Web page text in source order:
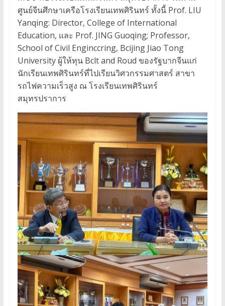
ศูนย์จีนศึกษาเครือโรงเรียนเทพศิรินทร์ ทั้งนี้ Prof. LIU
Yanqing: Director, College of International
Education, และ Prof. JING Guoqing; Professor,
School of Civil Enginccring, Bcijing Jiao Tong
University ผู้ให้ทุน Bclt and Roud ของรัฐบากจีนแก่
นักเรียนเทพศิรินทร์ที่ไปเรียนวิศวกรรมศาสตร์ สาขา
รถไฟความเร็วสูง ณ โรงเรียนเทพศิรินทร์
สมุทรปราการ